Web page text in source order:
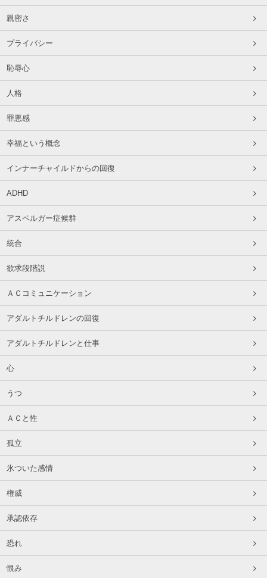
親密さ
プライバシー
恥辱心
人格
罪悪感
幸福という概念
インナーチャイルドからの回復
ADHD
アスペルガー症候群
統合
欲求段階説
ＡＣコミュニケーション
アダルトチルドレンの回復
アダルトチルドレンと仕事
心
うつ
ＡＣと性
孤立
氷ついた感情
権威
承認依存
恐れ
恨み